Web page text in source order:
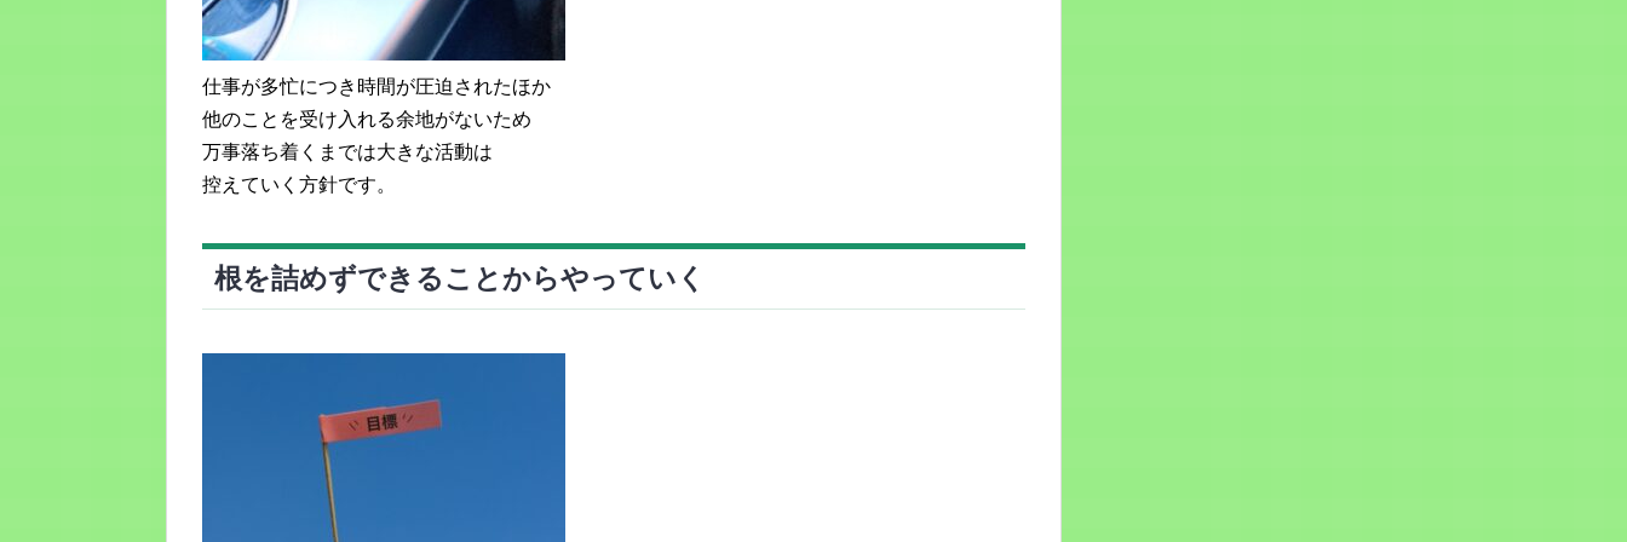
仕事が多忙につき時間が圧迫されたほか
他のことを受け入れる余地がないため
万事落ち着くまでは大きな活動は
控えていく方針です。
根を詰めずできることからやっていく